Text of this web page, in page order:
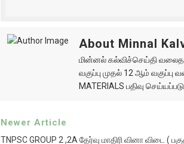
About Minnal
மின்னல் கல்விச்செய்தி
வகுப்பு முதல் 12 ஆம்
MATERIALS பதிவு
Newer Article
TNPSC GROUP 2 ,2A தேர்வு மாதிரி வினா விடை (